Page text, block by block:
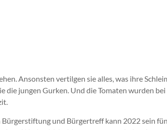
Ansonsten vertilgen sie alles, was ihre
die jungen Gurken. Und die Tomaten wurden
und Bürgertreff kann 2022 sein